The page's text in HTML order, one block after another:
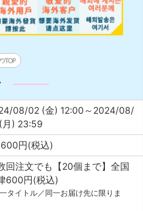
08/02 (金) 12:00～2024/08/
月) 23:59
600円(税込)
回注文でも【20個まで】全国
600円(税込)
タイトル／同一お届け先に限りま